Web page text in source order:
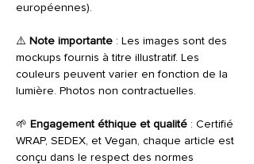
européennes).
⚠️ Note importante : Les images sont des
mockups fournis à titre illustratif. Les
couleurs peuvent varier en fonction de la
lumière. Photos non contractuelles.
🌱 Engagement éthique et qualité : Certifié
WRAP, SEDEX, et Vegan, chaque article est
conçu dans le respect des normes